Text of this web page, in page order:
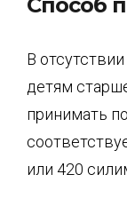
В
детям
принимать
или 420